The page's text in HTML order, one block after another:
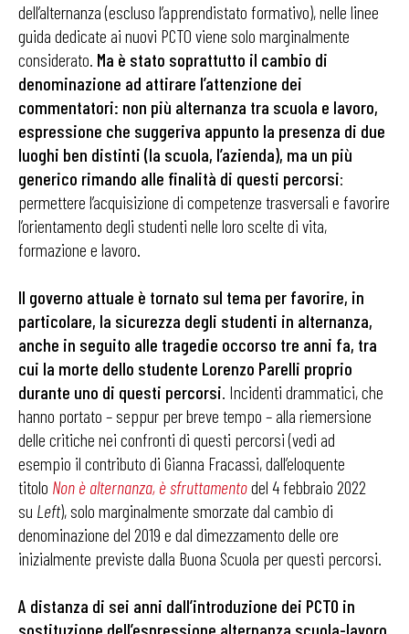
dell’alternanza (escluso l’apprendistato formativo), nelle linee
guida dedicate ai nuovi PCTO viene solo marginalmente
considerato. Ma è stato soprattutto il cambio di
denominazione ad attirare l’attenzione dei
commentatori: non più alternanza tra scuola e lavoro,
espressione che suggeriva appunto la presenza di due
luoghi ben distinti (la scuola, l’azienda), ma un più
generico rimando alle finalità di questi percorsi:
permettere l’acquisizione di competenze trasversali e favorire
l’orientamento degli studenti nelle loro scelte di vita,
formazione e lavoro.
Il governo attuale è tornato sul tema per favorire, in
particolare, la sicurezza degli studenti in alternanza,
anche in seguito alle tragedie occorso tre anni fa, tra
cui la morte dello studente Lorenzo Parelli proprio
durante uno di questi percorsi. Incidenti drammatici, che
hanno portato – seppur per breve tempo – alla riemersione
delle critiche nei confronti di questi percorsi (vedi ad
esempio il contributo di Gianna Fracassi, dall’eloquente
titolo Non è alternanza, è sfruttamentodel 4 febbraio 2022
su Left), solo marginalmente smorzate dal cambio di
denominazione del 2019 e dal dimezzamento delle ore
inizialmente previste dalla Buona Scuola per questi percorsi.
A distanza di sei anni dall’introduzione dei PCTO in
sostituzione dell’espressione alternanza scuola-lavoro,